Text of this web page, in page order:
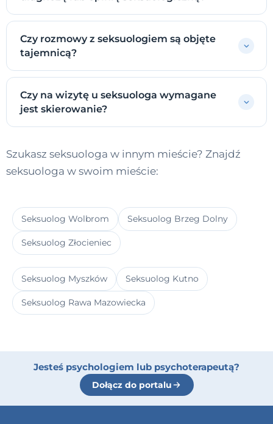
Czy rozmowy z seksuologiem są objęte
tajemnicą?
Czy na wizytę u seksuologa wymagane
jest skierowanie?
Szukasz seksuologa w innym mieście? Znajdź
seksuologa w swoim mieście:
Seksuolog Wolbrom Seksuolog Brzeg Dolny
Seksuolog Złocieniec
Seksuolog Myszków Seksuolog Kutno
Seksuolog Rawa Mazowiecka
Jesteś psychologiem lub psychoterapeutą?
Dołącz do portalu